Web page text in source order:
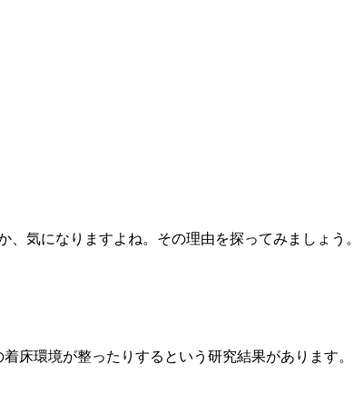
気になりますよね。その理由を探ってみましょう。
床環境が整ったりするという研究結果があります。